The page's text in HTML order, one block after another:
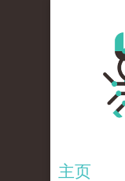
主页